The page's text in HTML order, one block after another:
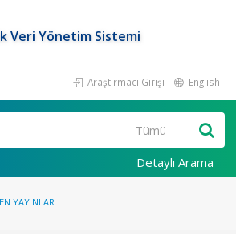
Veri Yönetim Sistemi
Araştırmacı Girişi English
Detaylı Arama
YAYINLAR